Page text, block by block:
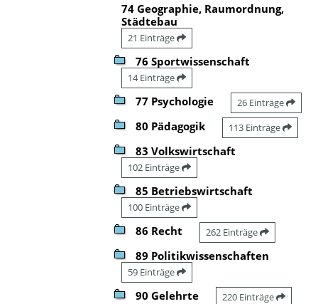
74 Geographie, Raumordnung,
Städtebau
21 Einträge
76 Sportwissenschaft
14 Einträge
77 Psychologie 26 Einträge
80 Pädagogik 113 Einträge
83 Volkswirtschaft
102 Einträge
85 Betriebswirtschaft
100 Einträge
86 Recht 262 Einträge
89 Politikwissenschaften
59 Einträge
90 Gelehrte 220 Einträge